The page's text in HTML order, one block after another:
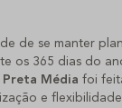
de se manter
os 365 dias do
Preta Média foi
e